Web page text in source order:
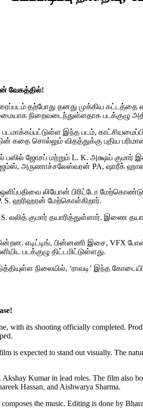
வேகத்தில்!
தற்போது தனது முக்கிய
நிறைவடைந்துள்ளதாக படக்குழு
இந்த படம்,
கதை சொல்லும் விதத்துக்கு புதிய
ஜோசப் மற்றும் L. K. அக்ஷய் குமார்
அருணாச்சலேஸ்வரன் PA, ஷாரீக்
லியோன் பிரிட்டோ
S. ஹரிஹரன் மேற்கொள்கிறார்.
லலித் குமார் தயாரித்துள்ளார். இணை
எடிட்டிங், பின்னணி இசை, VFX
படக்குழு திட்டமிட்டுள்ளது.
நிலையில், ‘ராவடி’ இந்த
with its shooting officially completed.
is expected to stand out visually. The
Kumar in lead roles. The film also
Hassan, and Aishwarya Sharma.
the music. Editing is done by